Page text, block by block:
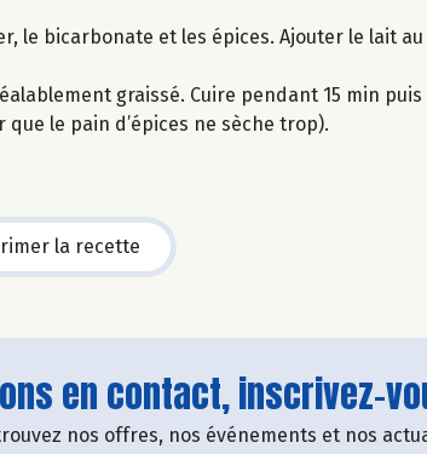
le bicarbonate et les épices. Ajouter le lait
graissé. Cuire pendant 15 min
le pain d’épices ne sèche trop).
la recette
en contact, inscrivez-
nos offres, nos événements et nos